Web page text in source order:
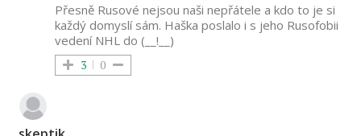
Přesně Rusové nejsou naši nepřátele a kdo to je si
každý domyslí sám. Haška poslalo i s jeho Rusofobii
vedení NHL do (__!__)
3 0